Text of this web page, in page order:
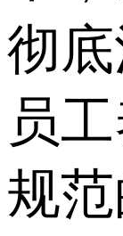
彻底
员
规范